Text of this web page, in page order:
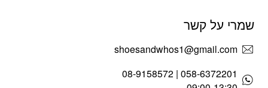
שמרי על קשר
shoesandwhos1@gmail.com
058-6372201 | 08-9158572